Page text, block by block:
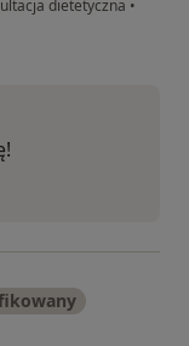
dietetyczna •